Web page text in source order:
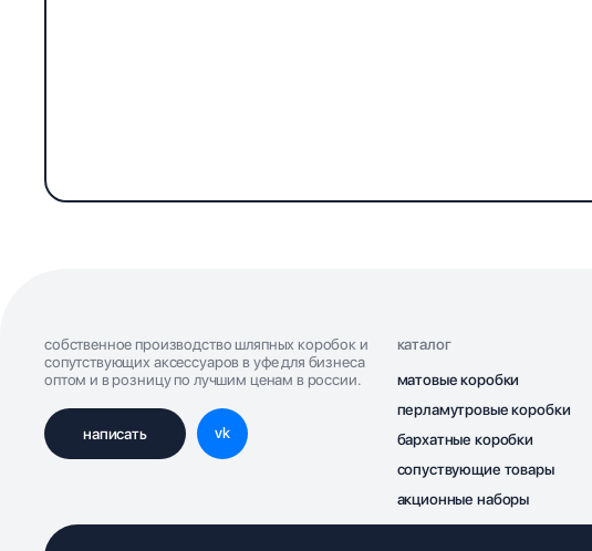
собственное производство шляпных коробок и
сопутствующих аксессуаров в уфе для бизнеса
оптом и в розницу по лучшим ценам в россии.
vk
каталог
матовые коробки
перламутровые коробки
бархатные коробки
сопуствующие товары
акционные наборы
оптовые заказы
написать